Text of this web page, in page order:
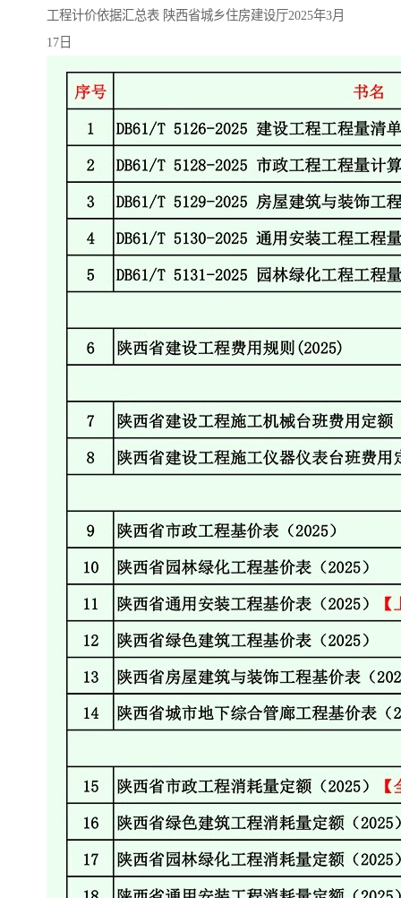
工程计价依据汇总表 陕西省城乡住房建设厅2025年3月
17日